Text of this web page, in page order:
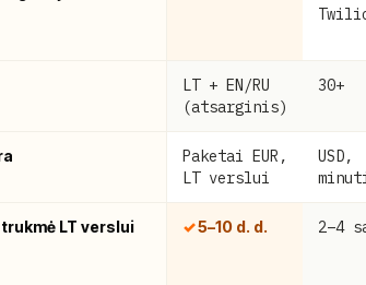
LT + EN/RU
(atsarginis)
30+
Paketai EUR,
LT verslui
USD,
LT verslui 5–10 d. d. 2–4